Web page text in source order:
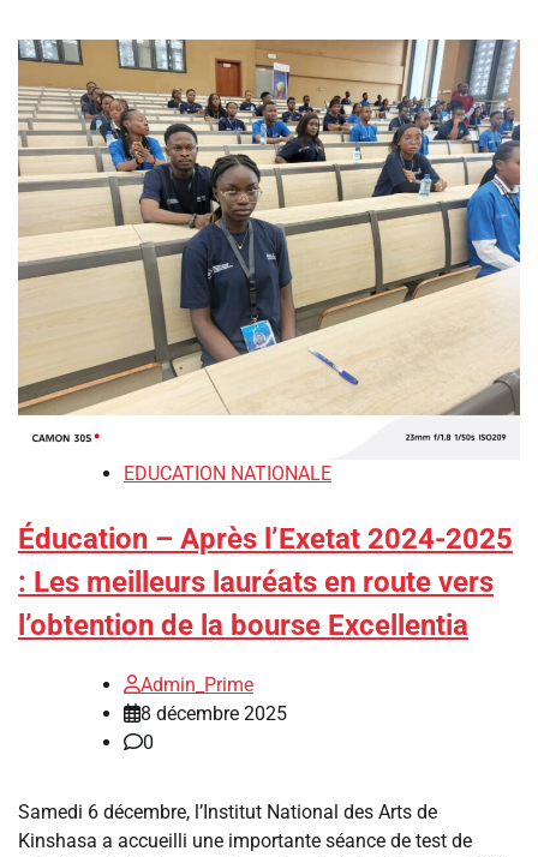
EDUCATION NATIONALE
Éducation – Après l’Exetat 2024-2025
: Les meilleurs lauréats en route vers
l’obtention de la bourse Excellentia
Admin_Prime
8 décembre 2025
0
Samedi 6 décembre, l’Institut National des Arts de
Kinshasa a accueilli une importante séance de test de